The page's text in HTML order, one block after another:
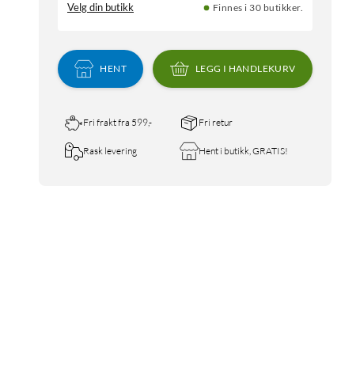
Velg din butikk Finnes i 30 butikker.
HENT LEGG I HANDLEKURV
Fri frakt fra 599,- Fri retur
Rask levering Hent i butikk, GRATIS!